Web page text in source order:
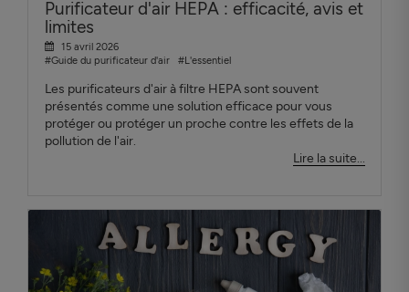
Purificateur d'air HEPA : efficacité, avis et
limites
15 avril 2026
#Guide du purificateur d'air
#L'essentiel
Les purificateurs d'air à filtre HEPA sont souvent
présentés comme une solution efficace pour vous
protéger ou protéger un proche contre les effets de la
pollution de l'air.
Lire la suite...